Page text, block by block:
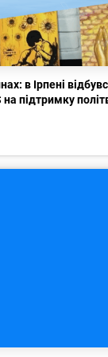
в Ірпені
підтримку